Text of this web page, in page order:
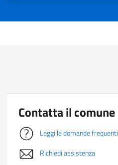
Contatta il comune
Leggi le domande frequenti
Richiedi assistenza